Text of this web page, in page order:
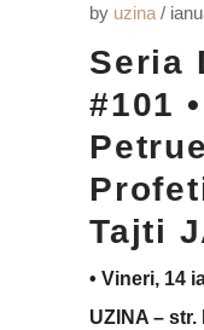
by uzina
Seria
#101
Tajti
• Vineri, 14
UZINA –